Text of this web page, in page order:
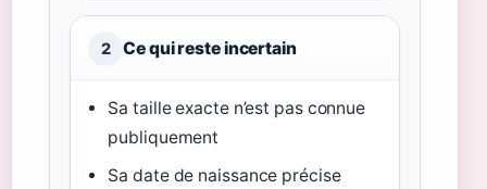
2 Ce qui reste incertain
Sa taille exacte n’est pas connue
publiquement
Sa date de naissance précise